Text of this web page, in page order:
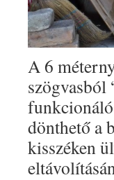
A 6
szögvasból
funkcionáló
dönthető a
kisszéken